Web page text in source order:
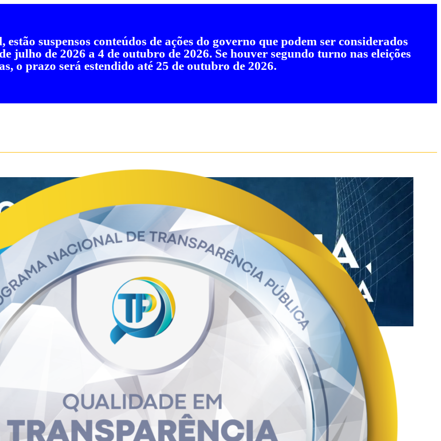
suspensos conteúdos de ações do governo que podem ser considerados
julho de 2026 a 4 de outubro de 2026. Se houver segundo turno nas eleições
o prazo será estendido até 25 de outubro de 2026.